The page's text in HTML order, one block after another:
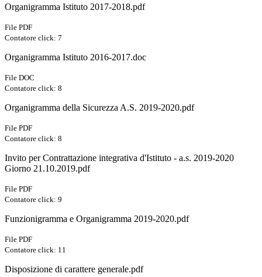
Organigramma Istituto 2017-2018.pdf
File PDF
Contatore click: 7
Organigramma Istituto 2016-2017.doc
File DOC
Contatore click: 8
Organigramma della Sicurezza A.S. 2019-2020.pdf
File PDF
Contatore click: 8
Invito per Contrattazione integrativa d'Istituto - a.s. 2019-2020
Giorno 21.10.2019.pdf
File PDF
Contatore click: 9
Funzionigramma e Organigramma 2019-2020.pdf
File PDF
Contatore click: 11
Disposizione di carattere generale.pdf